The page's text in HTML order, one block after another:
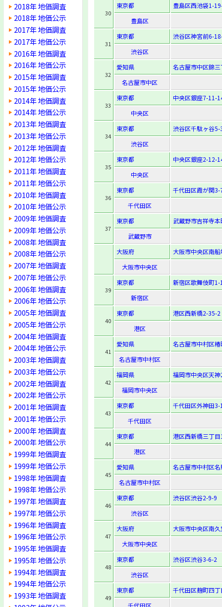
2018年 地価調査
2018年 地価公示
2017年 地価調査
2017年 地価公示
2016年 地価調査
2016年 地価公示
2015年 地価調査
2015年 地価公示
2014年 地価調査
2014年 地価公示
2013年 地価調査
2013年 地価公示
2012年 地価調査
2012年 地価公示
2011年 地価調査
2011年 地価公示
2010年 地価調査
2010年 地価公示
2009年 地価調査
2009年 地価公示
2008年 地価調査
2008年 地価公示
2007年 地価調査
2007年 地価公示
2006年 地価調査
2006年 地価公示
2005年 地価調査
2005年 地価公示
2004年 地価調査
2004年 地価公示
2003年 地価調査
2003年 地価公示
2002年 地価調査
2002年 地価公示
2001年 地価調査
2001年 地価公示
2000年 地価調査
2000年 地価公示
1999年 地価調査
1999年 地価公示
1998年 地価調査
1998年 地価公示
1997年 地価調査
1997年 地価公示
1996年 地価調査
1996年 地価公示
1995年 地価調査
1995年 地価公示
1994年 地価調査
1994年 地価公示
1993年 地価調査
30
東京都
豊島区西池袋1-
豊島区
31
東京都
渋谷区神宮前6-
渋谷区
32
愛知県
名古屋市中区錦
名古屋市中区
33
東京都
中央区銀座7-11-
中央区
34
東京都
渋谷区千駄ヶ谷
渋谷区
35
東京都
中央区銀座2-12-
中央区
36
東京都
千代田区霞が関3-
千代田区
37
東京都
武蔵野市吉祥寺
武蔵野市
大阪府
大阪市中央区南
大阪市中央区
39
東京都
新宿区歌舞伎町1-
新宿区
40
東京都
港区西新橋2-35-2
港区
41
愛知県
名古屋市中村区
名古屋市中村区
42
福岡県
福岡市中央区天
福岡市中央区
43
東京都
千代田区外神田3-
千代田区
44
東京都
港区西新橋三丁
港区
45
愛知県
名古屋市中村区
名古屋市中村区
46
東京都
渋谷区渋谷2-9-9
渋谷区
47
大阪府
大阪市中央区南
大阪市中央区
48
東京都
渋谷区渋谷3-6-2
渋谷区
49
東京都
千代田区麹町四
千代田区